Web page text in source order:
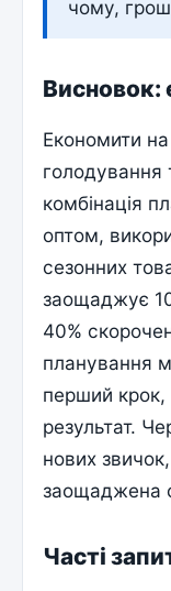
чому,
Висновок:
Економити
комбінація
оптом,
сезонних
заощаджує
40%
планування
перший крок,
результат.
нових
заощаджена
Часті